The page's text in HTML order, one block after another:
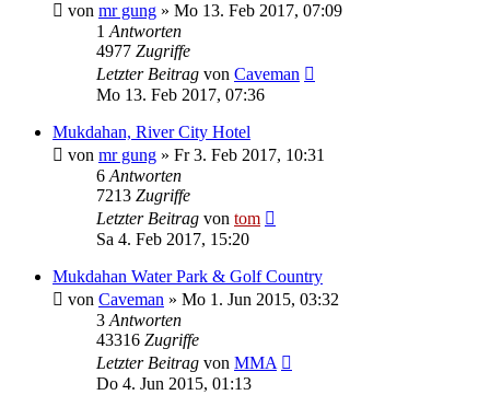
von mr gung » Mo 13. Feb 2017, 07:09
1Antworten
4977 Zugriffe
Letzter Beitrag von Caveman
Mo 13. Feb 2017, 07:36
Mukdahan, River City Hotel
von mr gung » Fr 3. Feb 2017, 10:31
6Antworten
7213 Zugriffe
Letzter Beitrag von tom
Sa 4. Feb 2017, 15:20
Mukdahan Water Park & Golf Country
von Caveman » Mo 1. Jun 2015, 03:32
3Antworten
43316 Zugriffe
Letzter Beitrag von MMA
Do 4. Jun 2015, 01:13